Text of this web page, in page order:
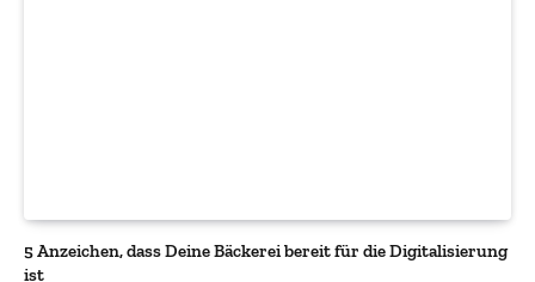
5 Anzeichen, dass Deine Bäckerei bereit für die Digitalisierung
ist